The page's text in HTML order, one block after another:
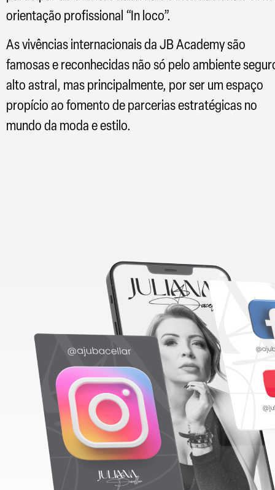
orientação profissional “In loco”.
As vivências internacionais da JB Academy são
famosas e reconhecidas não só pelo ambiente
alto astral, mas principalmente, por ser um espaço
propício ao fomento de parcerias estratégicas no
mundo da moda e estilo.